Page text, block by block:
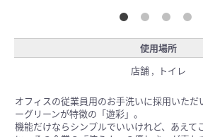
使用場所
店舗 , トイレ
オフィスの従業員用のお手洗いに採用いた
ーグリーンが特徴の「遊彩」。
機能だけならシンプルでいいけれど、あえて